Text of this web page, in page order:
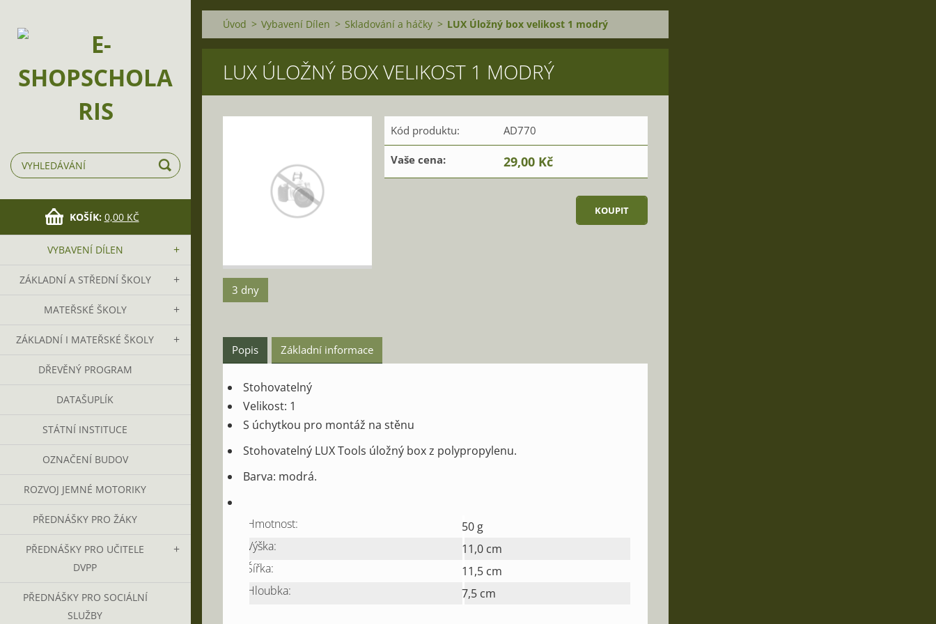
KOŠÍK: 0,00 KČ
VYBAVENÍ DÍLEN
ZÁKLADNÍ A STŘEDNÍ ŠKOLY
MATEŘSKÉ ŠKOLY
ZÁKLADNÍ I MATEŘSKÉ ŠKOLY
DŘEVĚNÝ PROGRAM
DATAŠUPLÍK
STÁTNÍ INSTITUCE
OZNAČENÍ BUDOV
ROZVOJ JEMNÉ MOTORIKY
PŘEDNÁŠKY PRO ŽÁKY
PŘEDNÁŠKY PRO UČITELE
DVPP
PŘEDNÁŠKY PRO SOCIÁLNÍ
SLUŽBY
Úvod > Vybavení Dílen > Skladování a háčky > LUX Úložný box velikost 1 modrý
LUX ÚLOŽNÝ BOX VELIKOST 1 MODRÝ
3 dny
Kód produktu: AD770
Vaše cena: 29,00 Kč
Popis Základní informace
Stohovatelný
Velikost: 1
S úchytkou pro montáž na stěnu
Stohovatelný LUX Tools úložný box z polypropylenu.
Barva: modrá.
Hmotnost: 50 g
Výška:
11,0 cm
Šířka:
11,5 cm
Hloubka:
7,5 cm